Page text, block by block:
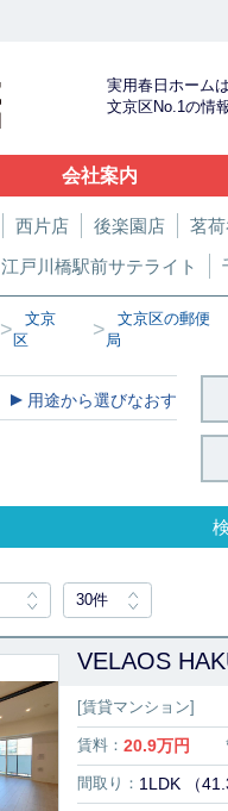
実用春日ホーム
文京区No.1の情
会社案内
西片店 後楽園店 茗
江戸川橋駅前サテライト
>
文京
区
>
文京区の郵便
局
用途から選びなおす
30件
VELAOS
[賃貸マンション]
賃料： 20.9万円
間取り： 1LDK （